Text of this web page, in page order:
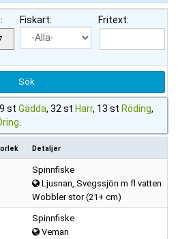
Fiskart: Fritext:
st Gädda, 32 st Harr, 13 st Röding,
Detaljer
Spinnfiske
Ljusnan, Svegssjön m fl vatten
Wobbler stor (21+ cm)
Spinnfiske
Veman